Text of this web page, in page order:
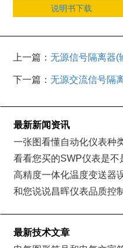
说明书下载
上一篇：无源信号隔离器(
下一篇：无源交流信号隔
最新新闻资讯
一张图看懂自动化仪表种
看看您买的SWP仪表是不
高精度一体化温度变送器
和您说说昌晖仪表品质控
最新技术文章